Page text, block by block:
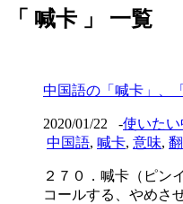
「 喊卡 」 一覧
中国語の「喊卡」、
2020/01/22 -使いた
中国語, 喊卡, 意味,
２７０．喊卡（ピン
コールする、やめさ